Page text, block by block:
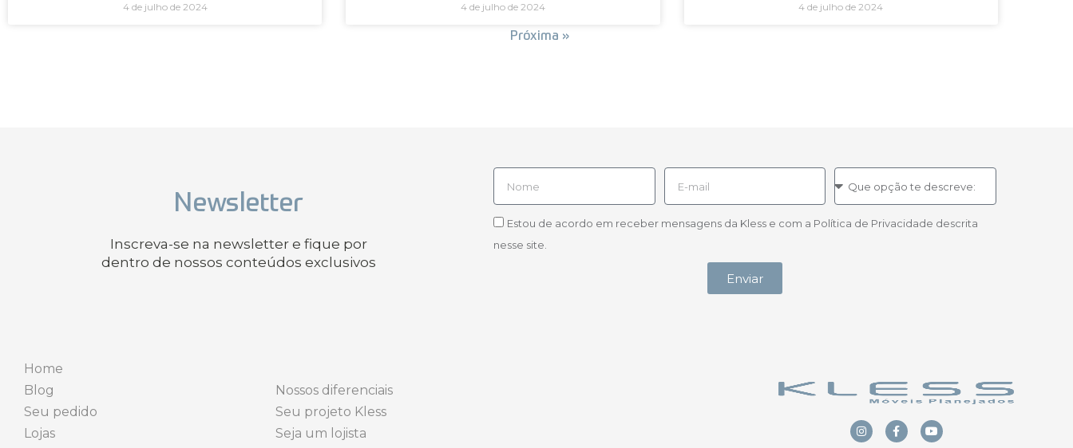
4 de julho de 2024 4 de julho de 2024 4 de julho de 2024
Próxima »
Newsletter
Inscreva-se na newsletter e fique por
dentro de nossos conteúdos exclusivos
Estou de acordo em receber mensagens da Kless e com a Política de Privacidade descrita
nesse site.
Enviar
Home
Blog
Seu pedido
Lojas
Nossos diferenciais
Seu projeto Kless
Seja um lojista